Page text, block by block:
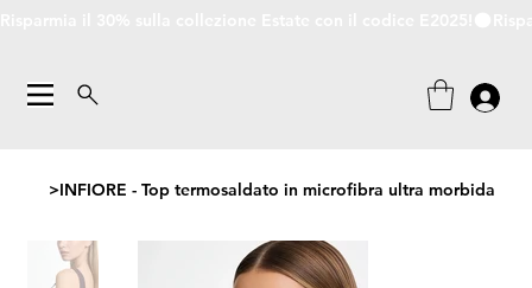
>INFIORE - Top termosaldato in microfibra ultra morbida